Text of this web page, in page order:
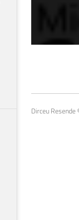
14 de
Dirceu